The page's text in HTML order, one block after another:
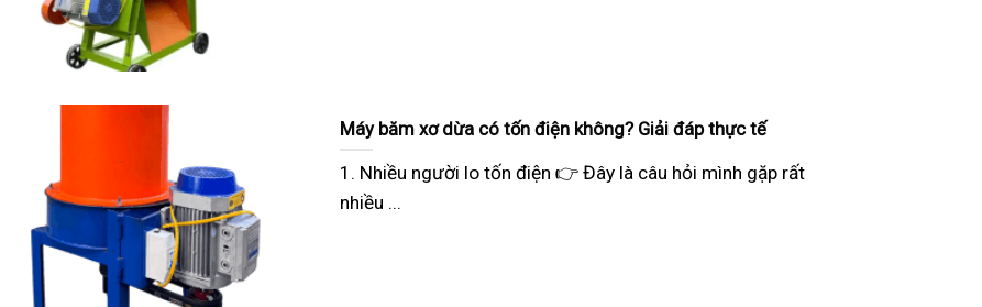
Máy băm xơ dừa có tốn điện không? Giải đáp thực tế
1. Nhiều người lo tốn điện 👉 Đây là câu hỏi mình gặp rất
nhiều ...